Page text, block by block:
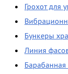
Грохот для
Бункеры
Линия
Барабанная